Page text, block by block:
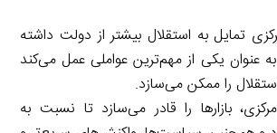
تمایل به استقلال بیشتر از دولت داشته
عنوان یکی از مهم‌ترین عواملی عمل می‌کند
را ممکن می‌سازد.
بازارها را قادر می‌سازد تا نسبت به